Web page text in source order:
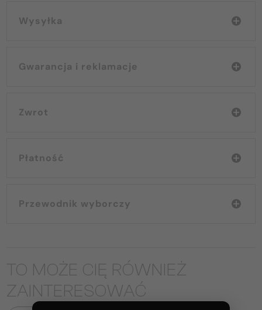
Wysyłka
Gwarancja i reklamacje
Zwrot
Płatność
Przewodnik wyborczy
TO MOŻE CIĘ RÓWNIEŻ
ZAINTERESOWAĆ